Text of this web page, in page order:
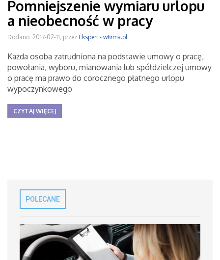
Pomniejszenie wymiaru urlopu
a nieobecność w pracy
Dodano: 2017-02-11, przez Ekspert - wfirma.pl
Każda osoba zatrudniona na podstawie umowy o pracę,
powołania, wyboru, mianowania lub spółdzielczej umowy
o pracę ma prawo do corocznego płatnego urlopu
wypoczynkowego
CZYTAJ WIĘCEJ
POLECANE